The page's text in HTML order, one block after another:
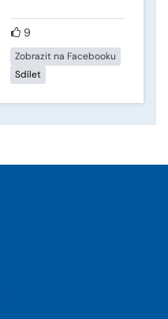
9
Zobrazit na Facebooku
Sdílet